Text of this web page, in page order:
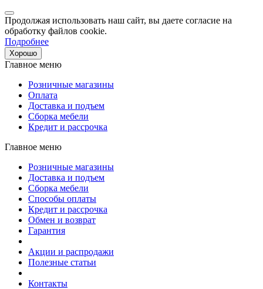
Продолжая использовать наш сайт, вы даете согласие на
обработку файлов cookie.
Подробнее
Хорошо
Главное меню
Розничные магазины
Оплата
Доставка и подъем
Сборка мебели
Кредит и рассрочка
Главное меню
Розничные магазины
Доставка и подъем
Сборка мебели
Способы оплаты
Кредит и рассрочка
Обмен и возврат
Гарантия
Акции и распродажи
Полезные статьи
Контакты